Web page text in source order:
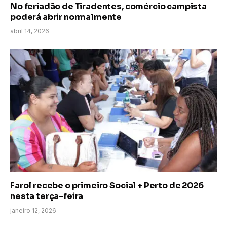
No feriadão de Tiradentes, comércio campista
poderá abrir normalmente
abril 14, 2026
Farol recebe o primeiro Social + Perto de 2026
nesta terça-feira
janeiro 12, 2026